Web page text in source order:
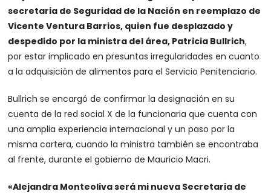
secretaria de Seguridad de la Nación en reemplazo de
Vicente Ventura Barrios, quien fue desplazado y
despedido por la ministra del área, Patricia Bullrich,
por estar implicado en presuntas irregularidades en cuanto
a la adquisición de alimentos para el Servicio Penitenciario.
Bullrich se encargó de confirmar la designación en su
cuenta de la red social X de la funcionaria que cuenta con
una amplia experiencia internacional y un paso por la
misma cartera, cuando la ministra también se encontraba
al frente, durante el gobierno de Mauricio Macri.
«Alejandra Monteoliva será mi nueva Secretaria de